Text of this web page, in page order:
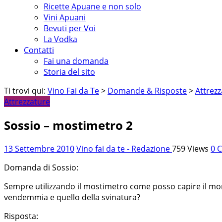
Ricette Apuane e non solo
Vini Apuani
Bevuti per Voi
La Vodka
Contatti
Fai una domanda
Storia del sito
Ti trovi qui: Vino Fai da Te> Domande & Risposte>
Attrezzature
Sossio – mostimetro 2
13 Settembre 2010Vino fai da te - Redazione759 Views 0
Domanda di Sossio:
Sempre utilizzando il mostimetro come posso capire il
vendemmia e quello della svinatura?
Risposta: